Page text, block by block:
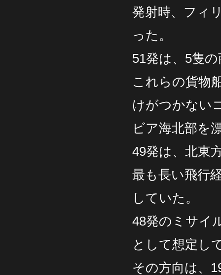
発射時、フィ
った。
51発は、5隻
これらの貨物
けがつかない
ビア海北部を
49発は、北東
最も長い飛行
していた。
48発のミサイ
として想定し
その方向は、